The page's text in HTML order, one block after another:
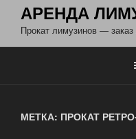
АРЕНДА
Прокат лимузинов —
МЕТКА: ПРОКАТ